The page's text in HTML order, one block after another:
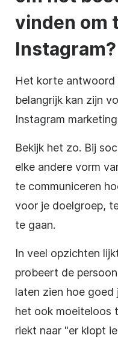
vinden om
Instagram?
Het korte antwoord
belangrijk kan zijn
Instagram
Bekijk het zo. Bij
elke andere vorm
te communiceren
voor je doelgroep,
te gaan.
In veel opzichten
probeert de
laten zien hoe goed
het ook moeiteloos
riekt naar "er klopt